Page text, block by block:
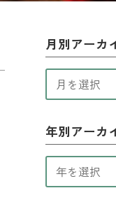
月別アーカ
年別アーカ